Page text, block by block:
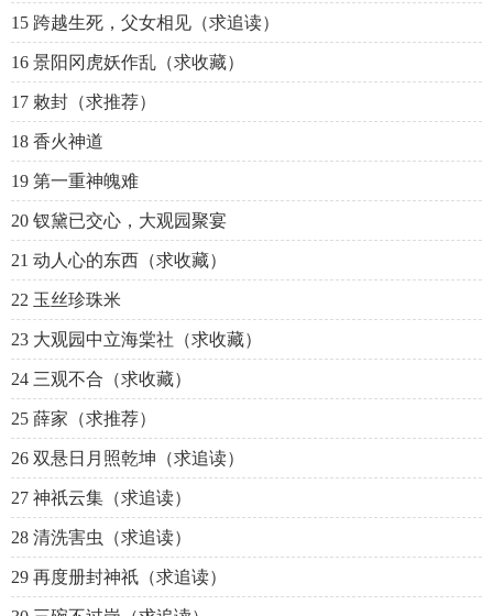
15 跨越生死，父女相见（求追读）
16 景阳冈虎妖作乱（求收藏）
17 敕封（求推荐）
18 香火神道
19 第一重神魄难
20 钗黛已交心，大观园聚宴
21 动人心的东西（求收藏）
22 玉丝珍珠米
23 大观园中立海棠社（求收藏）
24 三观不合（求收藏）
25 薛家（求推荐）
26 双悬日月照乾坤（求追读）
27 神祇云集（求追读）
28 清洗害虫（求追读）
29 再度册封神祇（求追读）